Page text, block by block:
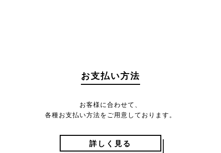
お支払い方法
お客様に合わせて、
各種お支払い方法をご用意しております。
詳しく見る